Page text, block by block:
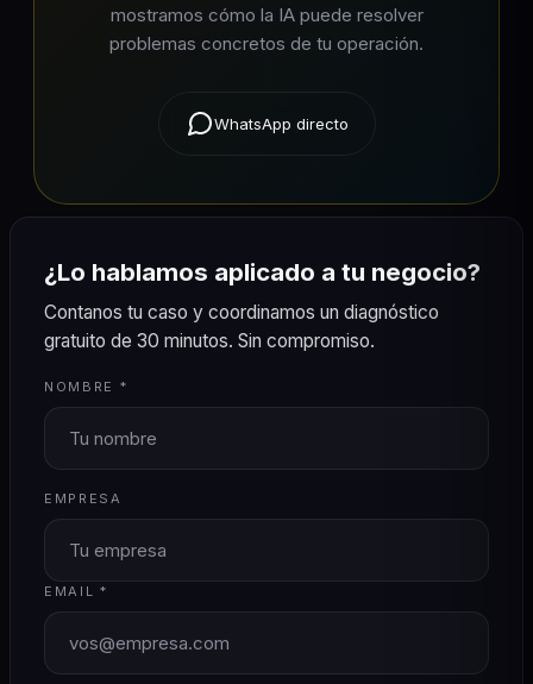
mostramos cómo la IA puede resolver
problemas concretos de tu operación.
WhatsApp directo
¿Lo hablamos aplicado a tu negocio?
Contanos tu caso y coordinamos un diagnóstico
gratuito de 30 minutos. Sin compromiso.
NOMBRE *
EMPRESA
EMAIL *